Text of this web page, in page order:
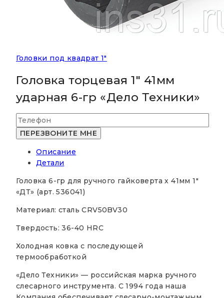
Головки под квадрат 1"
Головка торцевая 1″ 41мм
ударная 6-гр «Дело Техники»
Описание
Детали
Головка 6-гр для ручного гайковерта х 41мм 1″
«ДТ» (арт. 536041)
Материал: сталь CRV50BV30
Твердость: 36-40 HRC
Холодная ковка с последующей
термообработкой
«Дело Техники» — российская марка ручного
слесарного инструмента. С 1994 года наша